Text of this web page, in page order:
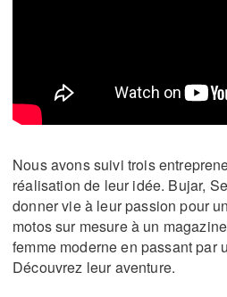
Nous avons suivi trois
réalisation de leur idée. Bujar,
donner vie à leur passion pour
motos sur mesure à un
femme moderne en passant par
Découvrez leur aventure.